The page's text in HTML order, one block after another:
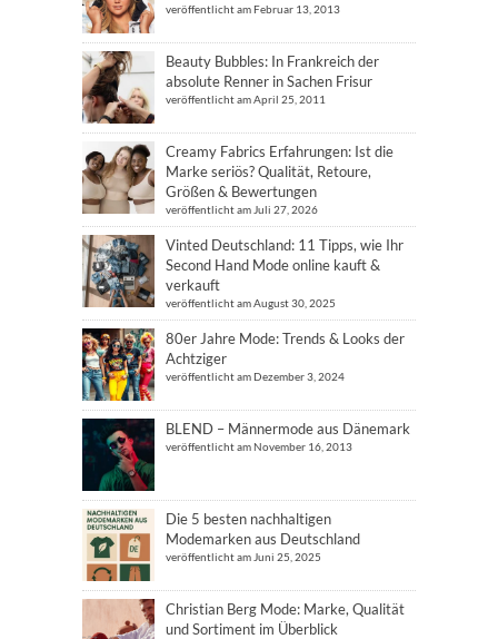
veröffentlicht am Februar 13, 2013
Beauty Bubbles: In Frankreich der
absolute Renner in Sachen Frisur
veröffentlicht am April 25, 2011
Creamy Fabrics Erfahrungen: Ist die
Marke seriös? Qualität, Retoure,
Größen & Bewertungen
veröffentlicht am Juli 27, 2026
Vinted Deutschland: 11 Tipps, wie Ihr
Second Hand Mode online kauft &
verkauft
veröffentlicht am August 30, 2025
80er Jahre Mode: Trends & Looks der
Achtziger
veröffentlicht am Dezember 3, 2024
BLEND – Männermode aus Dänemark
veröffentlicht am November 16, 2013
Die 5 besten nachhaltigen
Modemarken aus Deutschland
veröffentlicht am Juni 25, 2025
Christian Berg Mode: Marke, Qualität
und Sortiment im Überblick